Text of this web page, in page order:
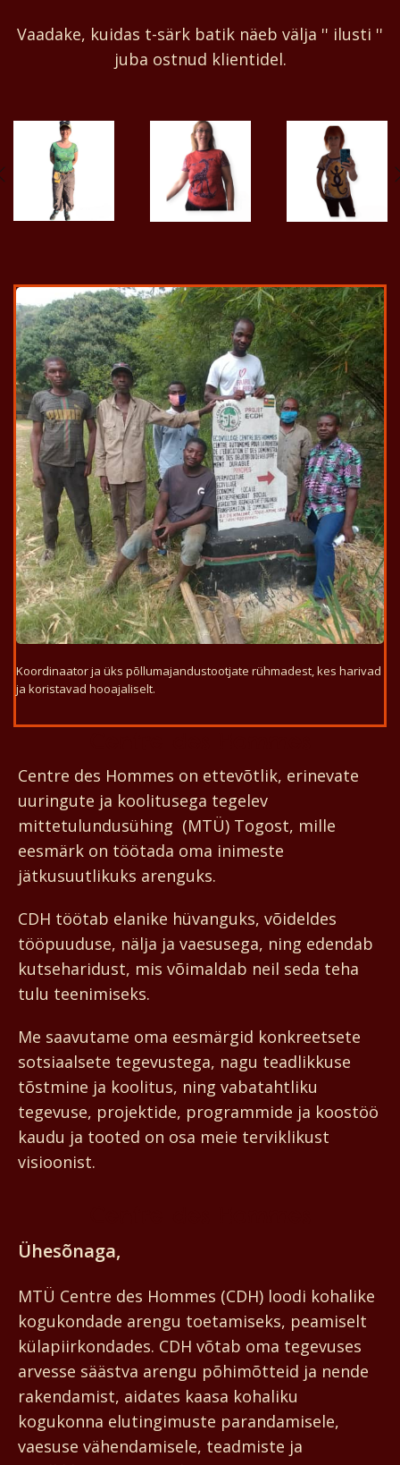
Vaadake, kuidas t-särk batik näeb välja '' ilusti ''
juba ostnud klientidel.
Koordinaator ja üks põllumajandustootjate rühmadest, kes harivad
ja koristavad hooajaliselt.
Centre des Hommes on ettevõtlik, erinevate
uuringute ja koolitusega tegelev
mittetulundusühing (MTÜ) Togost, mille
eesmärk on töötada oma inimeste
jätkusuutlikuks arenguks.
CDH töötab elanike hüvanguks, võideldes
tööpuuduse, nälja ja vaesusega, ning edendab
kutseharidust, mis võimaldab neil seda teha
tulu teenimiseks.
Me saavutame oma eesmärgid konkreetsete
sotsiaalsete tegevustega, nagu teadlikkuse
tõstmine ja koolitus, ning vabatahtliku
tegevuse, projektide, programmide ja koostöö
kaudu ja tooted on osa meie terviklikust
visioonist.
Ühesõnaga,
MTÜ Centre des Hommes (CDH) loodi kohalike
kogukondade arengu toetamiseks, peamiselt
külapiirkondades. CDH võtab oma tegevuses
arvesse säästva arengu põhimõtteid ja nende
rakendamist, aidates kaasa kohaliku
kogukonna elutingimuste parandamisele,
vaesuse vähendamisele, teadmiste ja